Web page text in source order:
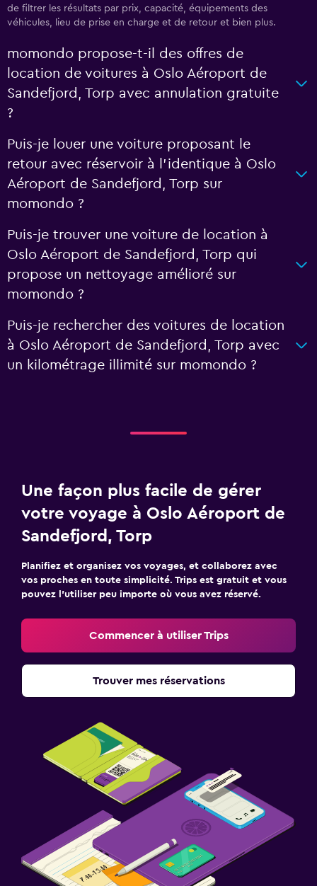
de filtrer les résultats par prix, capacité, équipements des
véhicules, lieu de prise en charge et de retour et bien plus.
momondo propose-t-il des offres de
location de voitures à Oslo Aéroport de
Sandefjord, Torp avec annulation gratuite
?
Puis-je louer une voiture proposant le
retour avec réservoir à l’identique à Oslo
Aéroport de Sandefjord, Torp sur
momondo ?
Puis-je trouver une voiture de location à
Oslo Aéroport de Sandefjord, Torp qui
propose un nettoyage amélioré sur
momondo ?
Puis-je rechercher des voitures de location
à Oslo Aéroport de Sandefjord, Torp avec
un kilométrage illimité sur momondo ?
Une façon plus facile de gérer
votre voyage à Oslo Aéroport de
Sandefjord, Torp
Planifiez et organisez vos voyages, et collaborez avec
vos proches en toute simplicité. Trips est gratuit et vous
pouvez l’utiliser peu importe où vous avez réservé.
Commencer à utiliser Trips
Trouver mes réservations